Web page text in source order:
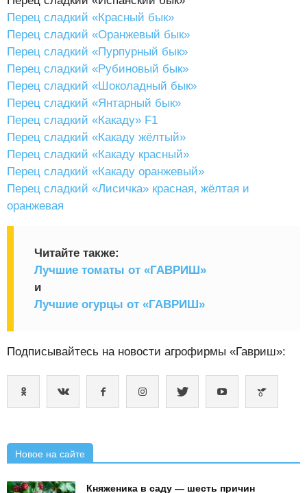
Перец сладкий «Красный бык»
Перец сладкий «Оранжевый бык»
Перец сладкий «Пурпурный бык»
Перец сладкий «Рубиновый бык»
Перец сладкий «Шоколадный бык»
Перец сладкий «Янтарный бык»
Перец сладкий «Какаду» F1
Перец сладкий «Какаду жёлтый»
Перец сладкий «Какаду красный»
Перец сладкий «Какаду оранжевый»
Перец сладкий «Лисичка» красная, жёлтая и
оранжевая
Читайте также:
Лучшие томаты от «ГАВРИШ»
и
Лучшие огурцы от «ГАВРИШ»
Подписывайтесь на новости агрофирмы «Гавриш»:
Новое на сайте
Княженика в саду — шесть причин